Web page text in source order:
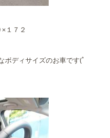
１７２
ボディサイズのお車です(ﾟ